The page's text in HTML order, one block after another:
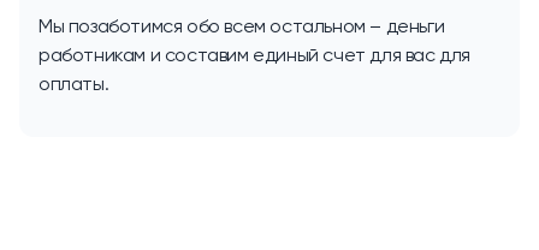
Мы позаботимся обо всем остальном – деньги
работникам и составим единый счет для вас для
оплаты.